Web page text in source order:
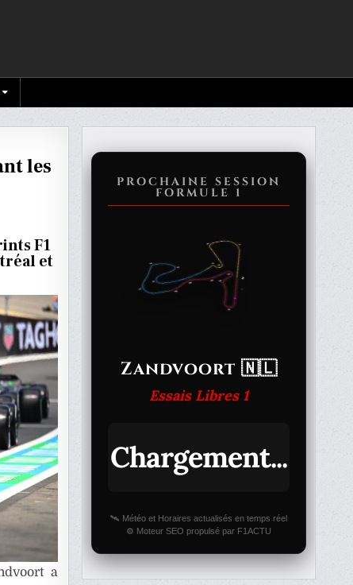
les
F1
et
a
PROCHAINE SESSION
FORMULE 1
Zandvoort 🇳🇱
Essais Libres 1
Chargement...
🛰️ Météo et Horaires actualisés en temps réel
⚙️ Moteur SEO propulsé par F1ACTU